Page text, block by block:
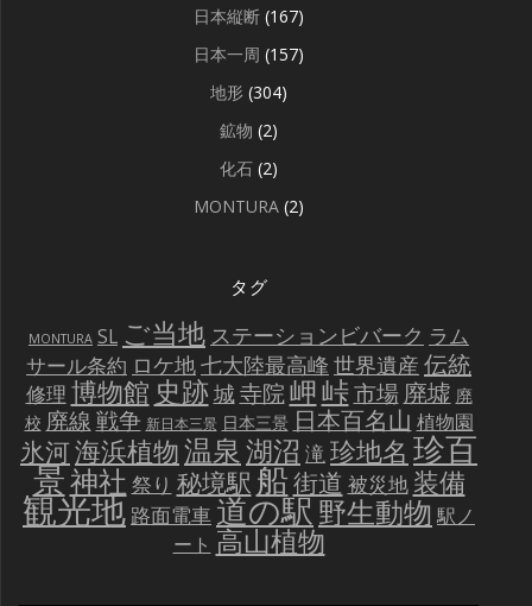
日本縦断 (167)
日本一周 (157)
地形 (304)
鉱物 (2)
化石 (2)
MONTURA (2)
タグ
MONTURA SL ご当地 ステーションビバーク ラム
サール条約 ロケ地七大陸最高峰 世界遺産 伝統
修理 博物館 史跡城寺院岬峠市場 廃墟 廃
校 廃線戦争 新日本三景 日本三景 日本百名山 植物園
氷河海浜植物温泉湖沼 滝珍地名 珍百
景神社 祭り 秘境駅船街道 被災地 装備
観光地 路面電車道の駅野生動物 駅ノ
ート 高山植物